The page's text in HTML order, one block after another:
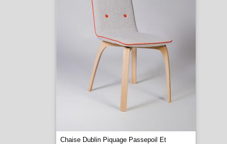
Chaise Dublin Piquage Passepoil Et